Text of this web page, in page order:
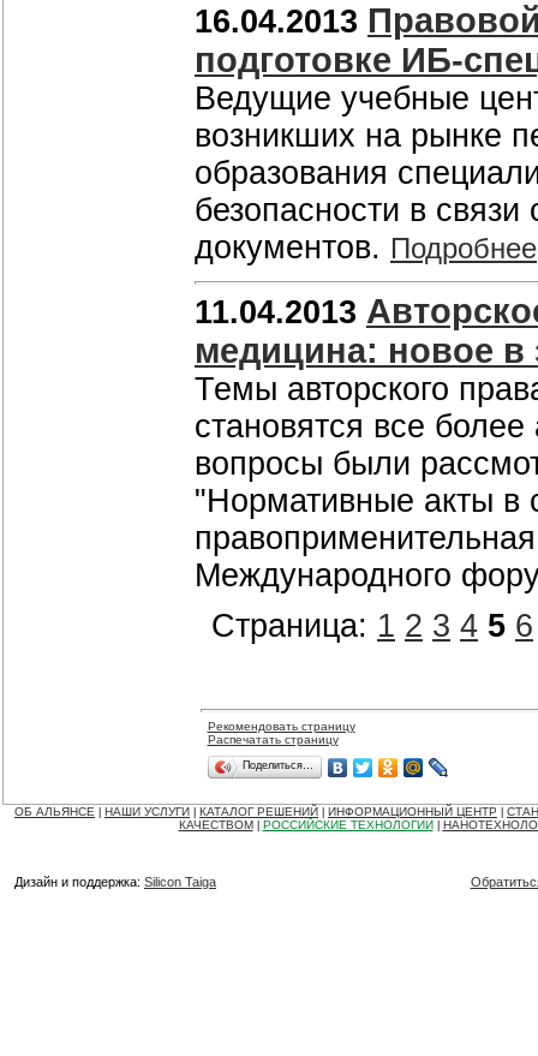
16.04.2013
подготовке ИБ-
Ведущие учебные
возникших на рынке
образования
безопасности в
документов. Подробнее
11.04.2013
медицина: новое в
Темы авторского
становятся все
вопросы были
"Нормативные акты в
Международного
Страница: 1 2 3 4 5 6
Рекомендовать страницу
Распечатать страницу
Поделиться…
ОБ АЛЬЯНСЕ НАШИ УСЛУГИ КАТАЛОГ РЕШЕНИЙ ИНФОРМАЦИОННЫЙ ЦЕНТР
КАЧЕСТВОМ
РОССИЙСКИЕ ТЕХНОЛОГИИ
Дизайн и поддержка: Silicon Taiga